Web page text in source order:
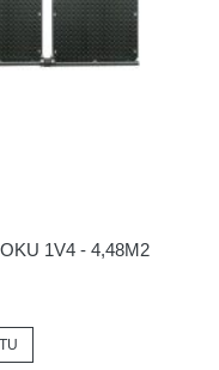
1V4 - 4,48M2